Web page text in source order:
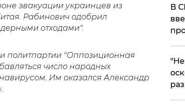
эвакуации украинцев из
Рабинович одобрил
отходами".
политпартии "Оппозиционная
число народных
Им оказался Александр
В